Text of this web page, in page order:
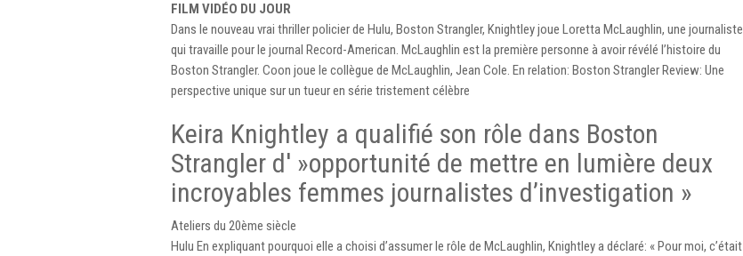
FILM VIDÉO DU JOUR
Dans le nouveau vrai thriller policier de Hulu, Boston Strangler, Knightley joue Loretta McLaughlin, une journaliste
qui travaille pour le journal Record-American. McLaughlin est la première personne à avoir révélé l’histoire du
Boston Strangler. Coon joue le collègue de McLaughlin, Jean Cole. En relation: Boston Strangler Review: Une
perspective unique sur un tueur en série tristement célèbre
Keira Knightley a qualifié son rôle dans Boston
Strangler d' »opportunité de mettre en lumière deux
incroyables femmes journalistes d’investigation »
Ateliers du 20ème siècle
Hulu En expliquant pourquoi elle a choisi d’assumer le rôle de McLaughlin, Knightley a déclaré: « Pour moi, c’était